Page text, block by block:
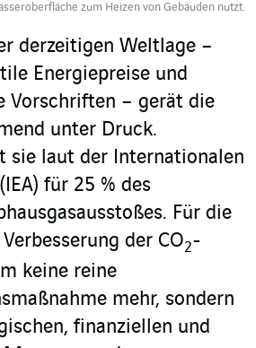
zum Heizen von Gebäuden nutzt.
derzeitigen Weltlage –
Energiepreise und
Vorschriften – gerät die
unter Druck.
sie laut der Internationalen
für 25 % des
Für die
der CO2-
keine reine
mehr, sondern
finanziellen und